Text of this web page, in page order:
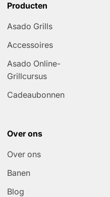
Producten
Asado Grills
Accessoires
Asado Online-
Grillcursus
Cadeaubonnen
Over ons
Over ons
Banen
Blog